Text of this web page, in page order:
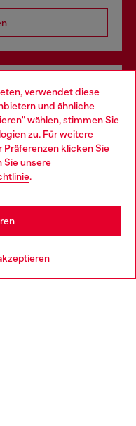
verwendet diese
und ähnliche
wählen, stimmen Sie
zu. Für weitere
Präferenzen klicken Sie
Sie unsere
.
Angebot, online und
website, but it seems